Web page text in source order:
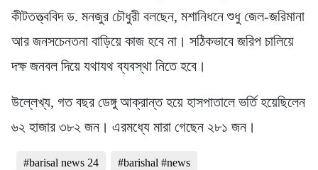
কীটতত্ত্ববিদ ড. মনজুর চৌধুরী বলছেন, মশানিধনে শুধু জেল-জরিমানা
আর জনসচেনতনা বাড়িয়ে কাজ হবে না। সঠিকভাবে জরিপ চালিয়ে
দক্ষ জনবল দিয়ে যথাযথ ব্যবস্থা নিতে হবে।
উল্লেখ্য, গত বছর ডেঙ্গু আক্রান্ত হয়ে হাসপাতালে ভর্তি হয়েছিলেন
৬২ হাজার ৩৮২ জন। এরমধ্যে মারা গেছেন ২৮১ জন।
#barisal news 24 #barishal #news